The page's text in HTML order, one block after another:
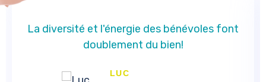
La diversité et l'énergie des bénévoles font
doublement du bien!
LUC